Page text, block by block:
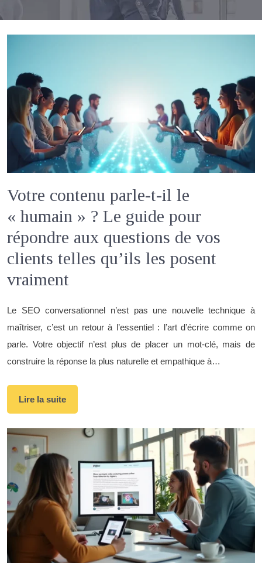
Votre contenu parle-t-il le
« humain » ? Le guide pour
répondre aux questions de vos
clients telles qu’ils les posent
vraiment
Le SEO conversationnel n’est pas une nouvelle technique à
maîtriser, c’est un retour à l’essentiel : l’art d’écrire comme on
parle. Votre objectif n’est plus de placer un mot-clé, mais de
construire la réponse la plus naturelle et empathique à…
Lire la suite